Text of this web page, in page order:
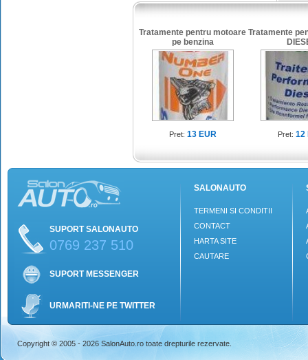
Tratamente pentru motoare
pe benzina
Pret: 13 EUR
Tratamente
Pret: 12
SUPORT SALONAUTO
0769 237 510
SUPORT MESSENGER
URMARITI-NE PE TWITTER
SALONAUTO
TERMENI SI CONDITII
CONTACT
HARTA SITE
CAUTARE
Copyright © 2005 - 2026 SalonAuto.ro toate drepturile rezervate.